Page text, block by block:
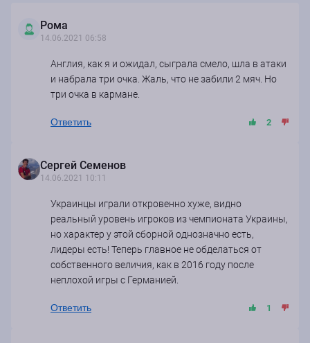
Рома
14.06.2021 06:58
Англия, как я и ожидал, сыграла смело, шла в атаки
и набрала три очка. Жаль, что не забили 2 мяч. Но
три очка в кармане.
Ответить 2
Сергей Семенов
14.06.2021 10:11
Украинцы играли откровенно хуже, видно
реальный уровень игроков из чемпионата Украины,
но характер у этой сборной однозначно есть,
лидеры есть! Теперь главное не обделаться от
собственного величия, как в 2016 году после
неплохой игры с Германией.
Ответить 1